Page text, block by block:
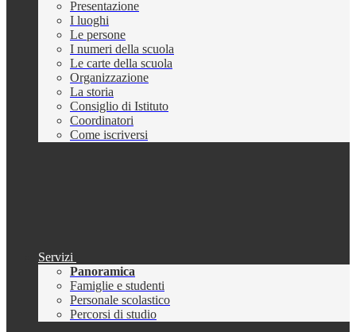
Presentazione
I luoghi
Le persone
I numeri della scuola
Le carte della scuola
Organizzazione
La storia
Consiglio di Istituto
Coordinatori
Come iscriversi
Servizi
Panoramica
Famiglie e studenti
Personale scolastico
Percorsi di studio